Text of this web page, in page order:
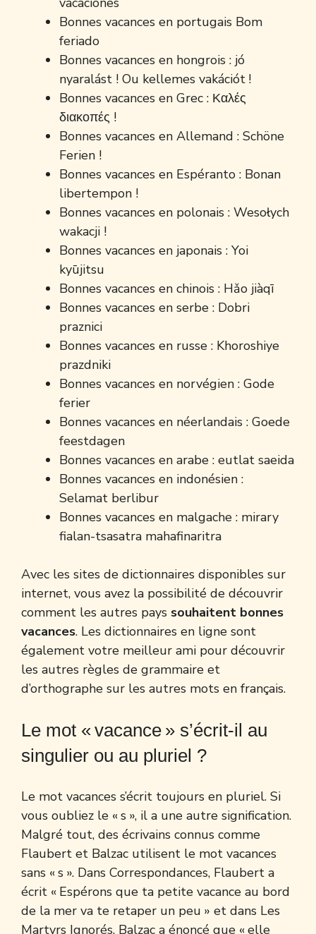
Bonnes vacances en portugais Bom
feriado
Bonnes vacances en hongrois : jó
nyaralást ! Ou kellemes vakációt !
Bonnes vacances en Grec : Καλές
διακοπές !
Bonnes vacances en Allemand : Schöne
Ferien !
Bonnes vacances en Espéranto : Bonan
libertempon !
Bonnes vacances en polonais : Wesołych
wakacji !
Bonnes vacances en japonais : Yoi
kyūjitsu
Bonnes vacances en chinois : Hǎo jiàqī
Bonnes vacances en serbe : Dobri
praznici
Bonnes vacances en russe : Khoroshiye
prazdniki
Bonnes vacances en norvégien : Gode ​​
ferier
Bonnes vacances en néerlandais : Goede
feestdagen
Bonnes vacances en arabe : eutlat saeida
Bonnes vacances en indonésien :
Selamat berlibur
Bonnes vacances en malgache : mirary
fialan-tsasatra mahafinaritra
Avec les sites de dictionnaires disponibles sur
internet, vous avez la possibilité de découvrir
comment les autres pays souhaitent bonnes
vacances. Les dictionnaires en ligne sont
également votre meilleur ami pour découvrir
les autres règles de grammaire et
d’orthographe sur les autres mots en français.
Le mot « vacance » s’écrit-il au
singulier ou au pluriel ?
Le mot vacances s’écrit toujours en pluriel. Si
vous oubliez le « s », il a une autre signification.
Malgré tout, des écrivains connus comme
Flaubert et Balzac utilisent le mot vacances
sans « s ». Dans Correspondances, Flaubert a
écrit « Espérons que ta petite vacance au bord
de la mer va te retaper un peu » et dans Les
Martyrs Ignorés, Balzac a énoncé que « elle